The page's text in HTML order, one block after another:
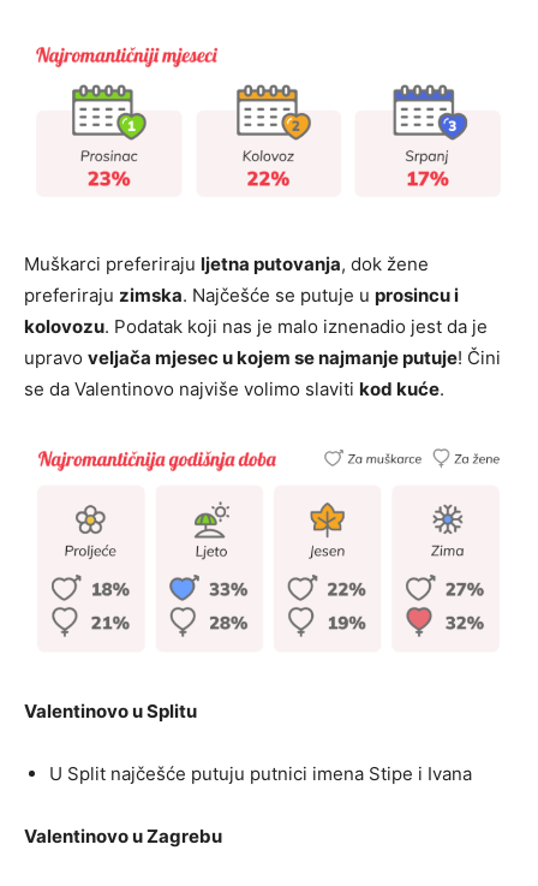
Muškarci preferiraju ljetna putovanja, dok žene
preferiraju zimska. Najčešće se putuje u prosincu i
kolovozu. Podatak koji nas je malo iznenadio jest da je
upravo veljača mjesec u kojem se najmanje putuje! Čini
se da Valentinovo najviše volimo slaviti kod kuće.
Valentinovo u Splitu
U Split najčešće putuju putnici imena Stipe i Ivana
Valentinovo u Zagrebu